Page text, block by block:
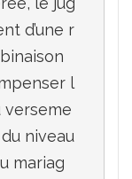
d’une r
l
verseme
niveau
mariag